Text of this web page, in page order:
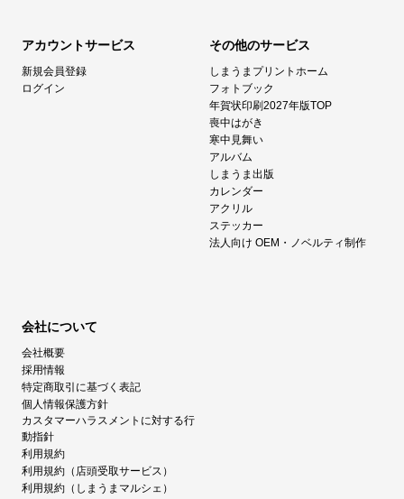
アカウントサービス
新規会員登録
ログイン
その他のサービス
しまうまプリントホーム
フォトブック
年賀状印刷2027年版TOP
喪中はがき
寒中見舞い
アルバム
しまうま出版
カレンダー
アクリル
ステッカー
法人向け OEM・ノベルティ制作
会社について
会社概要
採用情報
特定商取引に基づく表記
個人情報保護方針
カスタマーハラスメントに対する行
動指針
利用規約
利用規約（店頭受取サービス）
利用規約（しまうまマルシェ）